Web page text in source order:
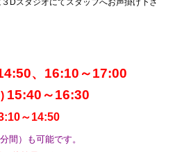
、16:10～17:00
15:40～16:30
～14:50
間）も可能です。